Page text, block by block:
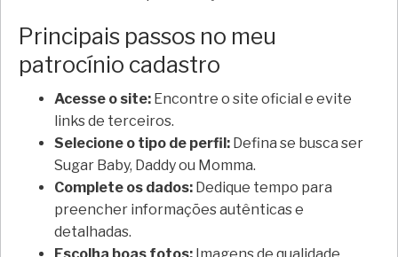
Principais passos no meu
patrocínio cadastro
Acesse o site: Encontre o site oficial e evite
links de terceiros.
Selecione o tipo de perfil: Defina se busca ser
Sugar Baby, Daddy ou Momma.
Complete os dados: Dedique tempo para
preencher informações autênticas e
detalhadas.